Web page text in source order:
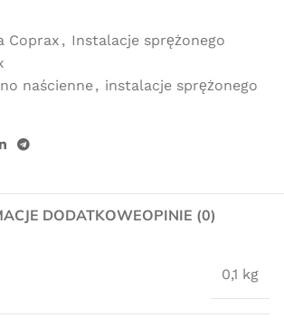
Coprax , Instalacje sprężonego
naścienne, instalacje sprężonego
DODATKOWEOPINIE (0)
0,1 kg